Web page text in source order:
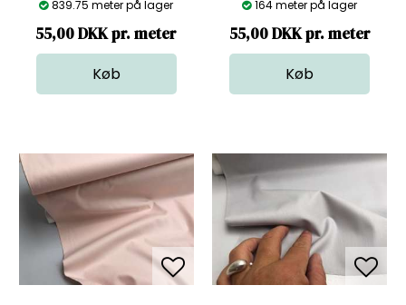
839.75 meter på lager
55,00 DKK pr. meter
164 meter på lager
55,00 DKK pr. meter